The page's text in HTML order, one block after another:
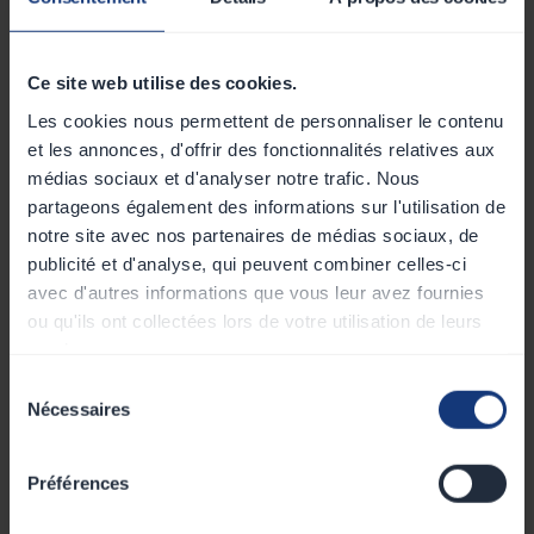
Ce site web utilise des cookies.
Les cookies nous permettent de personnaliser le contenu
et les annonces, d'offrir des fonctionnalités relatives aux
médias sociaux et d'analyser notre trafic. Nous
partageons également des informations sur l'utilisation de
notre site avec nos partenaires de médias sociaux, de
publicité et d'analyse, qui peuvent combiner celles-ci
avec d'autres informations que vous leur avez fournies
ou qu'ils ont collectées lors de votre utilisation de leurs
Nécessaires
Préférences
25 à 400 kW
Un dimensionnement adapté
à l'infrastructure de votre